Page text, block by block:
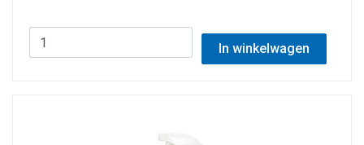
In winkelwagen